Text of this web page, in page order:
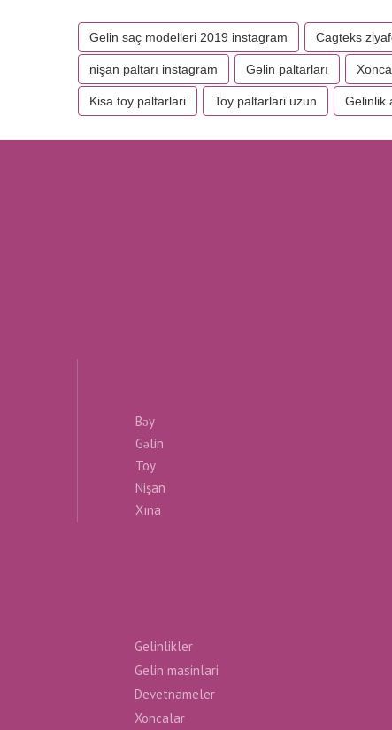
Gelin saç modelleri 2019 instagram Cagteks
nişan paltarı instagram Gəlin paltarları
Kisa toy paltarlari Toy paltarlari uzun Gelinlik
Bəy
Gəlin
Toy
Nişan
Xına
Gelinlikler
Gelin masinlari
Devetnameler
Xoncalar